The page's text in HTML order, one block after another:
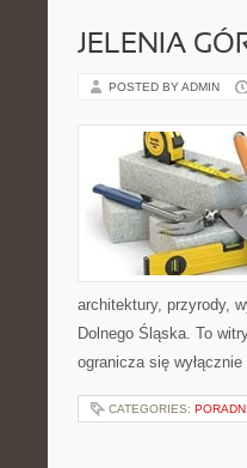
JELENIA
POSTED BY ADMIN
architektury, przyrody,
Dolnego Śląska. To
ogranicza się
CATEGORIES: